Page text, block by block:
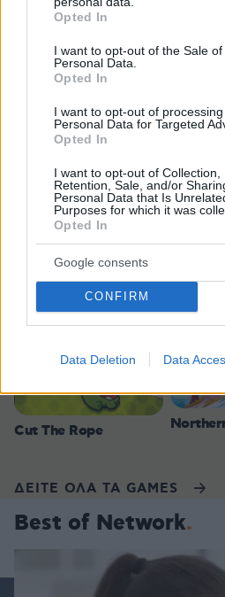
grant or deny consent to Google
use your data for below specified
consent section.
Opted In
I want to opt-out of the Sale of
Personal Data.
Opted In
I want to opt-out of
Personal Data for Targeted
Opted In
I want to opt-out of Collection,
Retention, Sale, and/or
Personal Data that Is
Purposes for which it was
Opted In
Google consents
CONFIRM
Data Deletion Data
Μαρία Εκμεκτσίογλου: Ζω
θαύματα, πρώτα είναι ο Θεός και
οι γιοι μου
08.08.2026, 11:48
Games
Cut The Rope
ΔΕΙΤΕ ΟΛΑ ΤΑ GAMES
Best of Network